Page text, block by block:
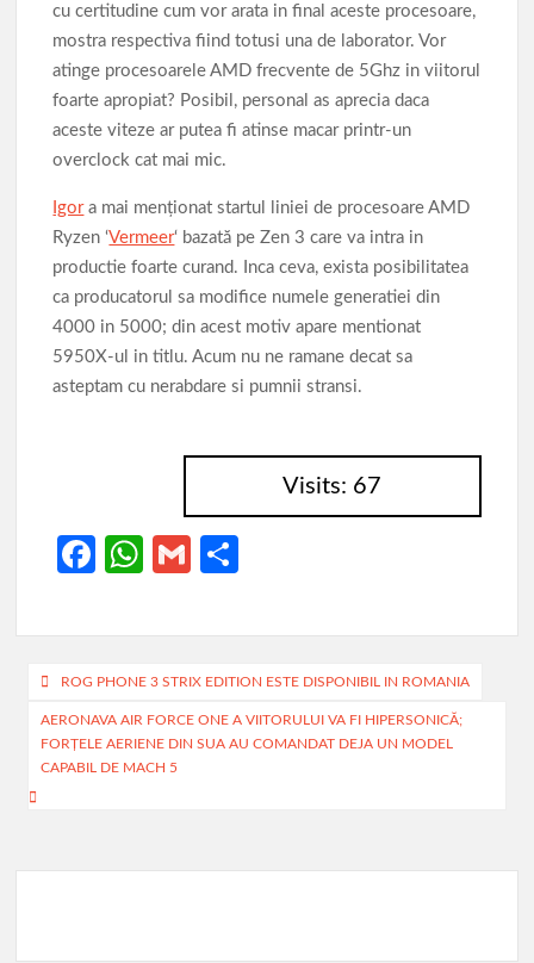
cu certitudine cum vor arata in final aceste procesoare,
mostra respectiva fiind totusi una de laborator. Vor
atinge procesoarele AMD frecvente de 5Ghz in viitorul
foarte apropiat? Posibil, personal as aprecia daca
aceste viteze ar putea fi atinse macar printr-un
overclock cat mai mic.
Igora mai menționat startul liniei de procesoare AMD
Ryzen ‘Vermeer‘ bazată pe Zen 3 care va intra in
productie foarte curand. Inca ceva, exista posibilitatea
ca producatorul sa modifice numele generatiei din
4000 in 5000; din acest motiv apare mentionat
5950X-ul in titlu. Acum nu ne ramane decat sa
asteptam cu nerabdare si pumnii stransi.
Visits: 67
Fa
b
o
o
k
W
at
s
A
p
p
G
ail ta
je
az
ă
Navigare
în
articole
ROG PHONE 3 STRIX EDITION ESTE DISPONIBIL IN ROMANIA
AERONAVA AIR FORCE ONE A VIITORULUI VA FI HIPERSONICĂ;
FORŢELE AERIENE DIN SUA AU COMANDAT DEJA UN MODEL
CAPABIL DE MACH 5